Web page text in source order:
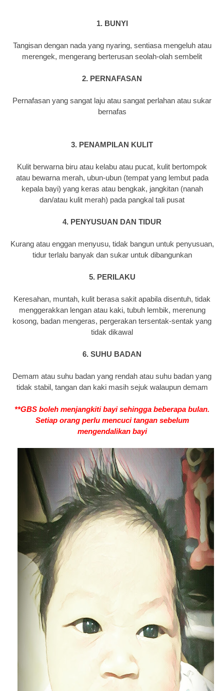
1. BUNYI
Tangisan dengan nada yang nyaring, sentiasa mengeluh atau
merengek, mengerang berterusan seolah-olah sembelit
2. PERNAFASAN
Pernafasan yang sangat laju atau sangat perlahan atau sukar
bernafas
3. PENAMPILAN KULIT
Kulit berwarna biru atau kelabu atau pucat, kulit bertompok
atau bewarna merah, ubun-ubun (tempat yang lembut pada
kepala bayi) yang keras atau bengkak, jangkitan (nanah
dan/atau kulit merah) pada pangkal tali pusat
4. PENYUSUAN DAN TIDUR
Kurang atau enggan menyusu, tidak bangun untuk penyusuan,
tidur terlalu banyak dan sukar untuk dibangunkan
5. PERILAKU
Keresahan, muntah, kulit berasa sakit apabila disentuh, tidak
menggerakkan lengan atau kaki, tubuh lembik, merenung
kosong, badan mengeras, pergerakan tersentak-sentak yang
tidak dikawal
6. SUHU BADAN
Demam atau suhu badan yang rendah atau suhu badan yang
tidak stabil, tangan dan kaki masih sejuk walaupun demam
**GBS boleh menjangkiti bayi sehingga beberapa bulan.
Setiap orang perlu mencuci tangan sebelum
mengendalikan bayi